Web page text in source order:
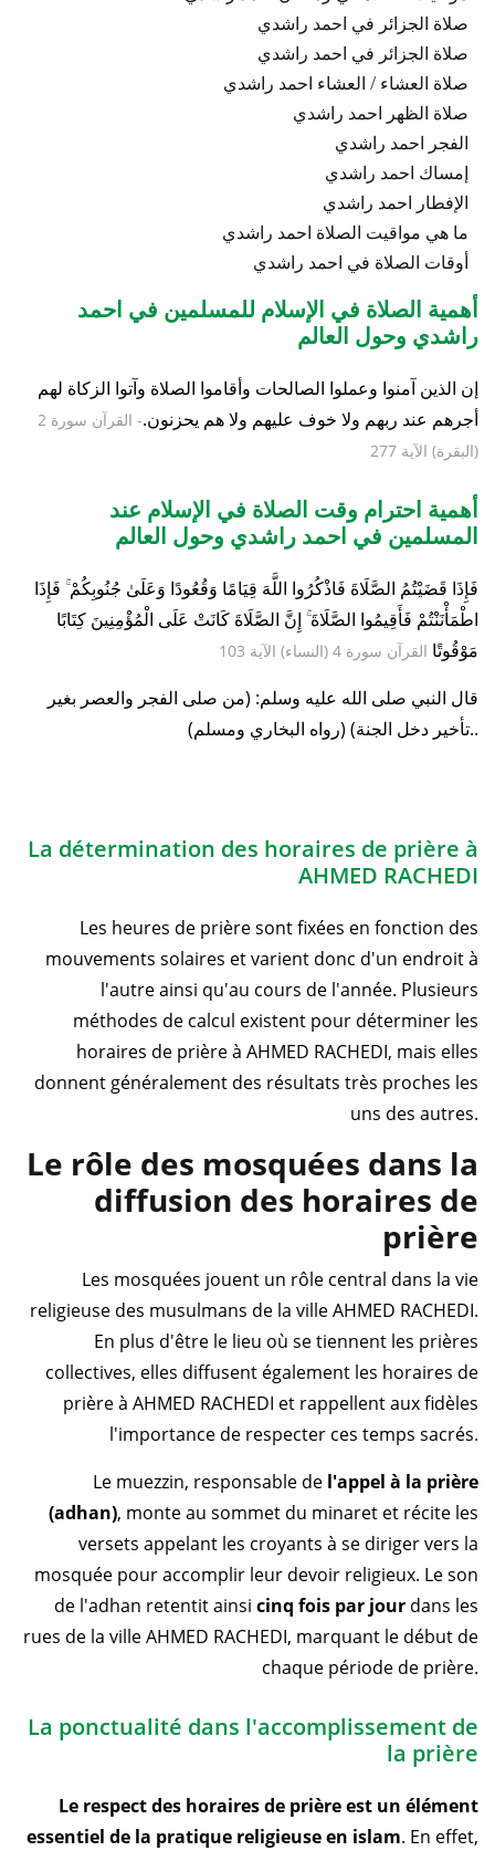
صلاة الجزائر في احمد راشدي
صلاة الجزائر في احمد راشدي
صلاة العشاء / العشاء احمد راشدي
صلاة الظهر احمد راشدي
الفجر احمد راشدي
إمساك احمد راشدي
الإفطار احمد راشدي
ما هي مواقيت الصلاة احمد راشدي
أوقات الصلاة في احمد راشدي
أهمية الصلاة في الإسلام للمسلمين في احمد
راشدي وحول العالم
إن الذين آمنوا وعملوا الصالحات وأقاموا الصلاة وآتوا الزكاة لهم
أجرهم عند ربهم ولا خوف عليهم ولا هم يحزنون.
- القرآن سورة 2
(البقرة) الآية 277
أهمية احترام وقت الصلاة في الإسلام عند
المسلمين في احمد راشدي وحول العالم
فَإِذَا قَضَيْتُمُ الصَّلَاةَ فَاذْكُرُوا اللَّهَ قِيَامًا وَقُعُودًا وَعَلَىٰ جُنُوبِكُمْ ۚ فَإِذَا
اطْمَأْنَنْتُمْ فَأَقِيمُوا الصَّلَاةَ ۚ إِنَّ الصَّلَاةَ كَانَتْ عَلَى الْمُؤْمِنِينَ كِتَابًا
مَوْقُوتًا القرآن سورة 4 (النساء) الآية 103
قال النبي صلى الله عليه وسلم: (من صلى الفجر والعصر بغير
تأخير دخل الجنة) (رواه البخاري ومسلم)..
La détermination des horaires de prière à
AHMED RACHEDI
Les heures de prière sont fixées en fonction des
mouvements solaires et varient donc d'un endroit à
l'autre ainsi qu'au cours de l'année. Plusieurs
méthodes de calcul existent pour déterminer les
horaires de prière à AHMED RACHEDI, mais elles
donnent généralement des résultats très proches les
uns des autres.
Le rôle des mosquées dans la
diffusion des horaires de
prière
Les mosquées jouent un rôle central dans la vie
religieuse des musulmans de la ville AHMED RACHEDI.
En plus d'être le lieu où se tiennent les prières
collectives, elles diffusent également les horaires de
prière à AHMED RACHEDI et rappellent aux fidèles
l'importance de respecter ces temps sacrés.
Le muezzin, responsable de l'appel à la prière
(adhan), monte au sommet du minaret et récite les
versets appelant les croyants à se diriger vers la
mosquée pour accomplir leur devoir religieux. Le son
de l'adhan retentit ainsi cinq fois par jour dans les
rues de la ville AHMED RACHEDI, marquant le début de
chaque période de prière.
La ponctualité dans l'accomplissement de
la prière
Le respect des horaires de prière est un élément
essentiel de la pratique religieuse en islam. En effet,